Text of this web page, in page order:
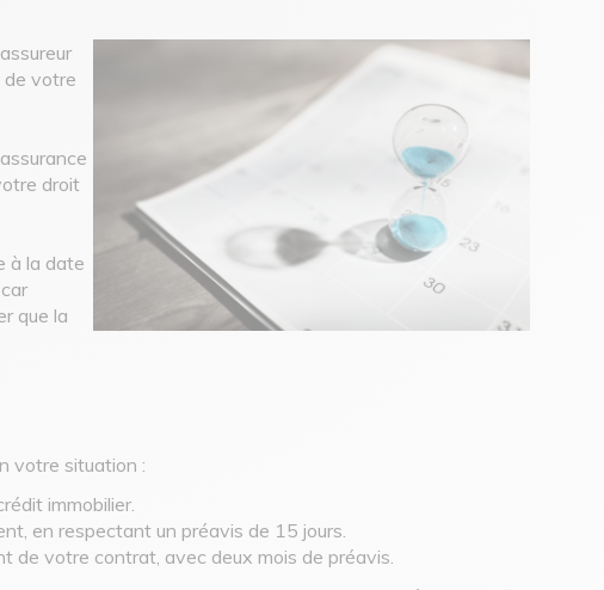
de votre
droit
à la date
que la
votre situation :
immobilier.
en respectant un préavis de 15 jours.
de votre contrat, avec deux mois de préavis.